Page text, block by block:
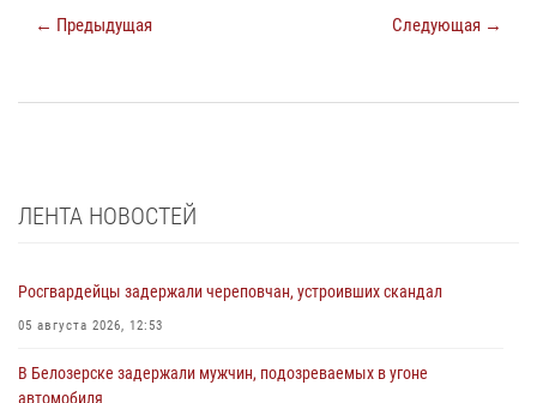
← Предыдущая Следующая →
ЛЕНТА НОВОСТЕЙ
Росгвардейцы задержали череповчан, устроивших скандал
05 августа 2026, 12:53
В Белозерске задержали мужчин, подозреваемых в угоне
автомобиля